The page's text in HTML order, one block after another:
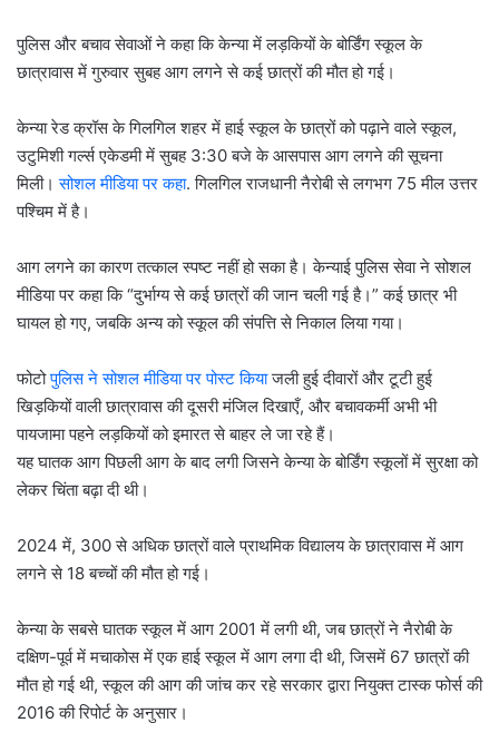
पुलिस और बचाव सेवाओं ने कहा कि केन्या में लड़कियों के बोर्डिंग स्कूल के
छात्रावास में गुरुवार सुबह आग लगने से कई छात्रों की मौत हो गई।
केन्या रेड क्रॉस के गिलगिल शहर में हाई स्कूल के छात्रों को पढ़ाने वाले स्कूल,
उटुमिशी गर्ल्स एकेडमी में सुबह 3:30 बजे के आसपास आग लगने की सूचना
मिली।सोशल मीडिया पर कहा. गिलगिल राजधानी नैरोबी से लगभग 75 मील उत्तर
पश्चिम में है।
आग लगने का कारण तत्काल स्पष्ट नहीं हो सका है। केन्याई पुलिस सेवा ने सोशल
मीडिया पर कहा कि “दुर्भाग्य से कई छात्रों की जान चली गई है।” कई छात्र भी
घायल हो गए, जबकि अन्य को स्कूल की संपत्ति से निकाल लिया गया।
फोटोपुलिस ने सोशल मीडिया पर पोस्ट कियाजली हुई दीवारों और टूटी हुई
खिड़कियों वाली छात्रावास की दूसरी मंजिल दिखाएँ, और बचावकर्मी अभी भी
पायजामा पहने लड़कियों को इमारत से बाहर ले जा रहे हैं।
यह घातक आग पिछली आग के बाद लगी जिसने केन्या के बोर्डिंग स्कूलों में सुरक्षा को
लेकर चिंता बढ़ा दी थी।
2024 में, 300 से अधिक छात्रों वाले प्राथमिक विद्यालय के छात्रावास में आग
लगने से 18 बच्चों की मौत हो गई।
केन्या के सबसे घातक स्कूल में आग 2001 में लगी थी, जब छात्रों ने नैरोबी के
दक्षिण-पूर्व में मचाकोस में एक हाई स्कूल में आग लगा दी थी, जिसमें 67 छात्रों की
मौत हो गई थी, स्कूल की आग की जांच कर रहे सरकार द्वारा नियुक्त टास्क फोर्स की
2016 की रिपोर्ट के अनुसार।